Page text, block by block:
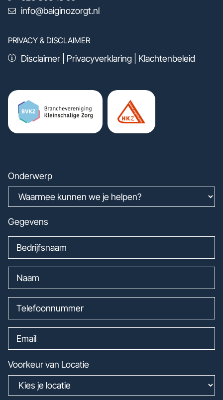
info@baiginozorgt.nl
PRIVACY & DISCLAIMER
Disclaimer| Privacyverklaring| Klachtenbeleid
Onderwerp
Gegevens
Voorkeur van Locatie